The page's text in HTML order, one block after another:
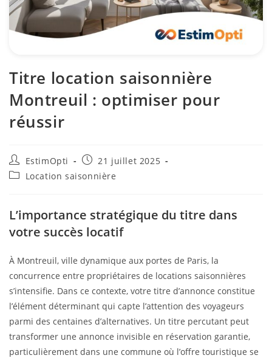
Titre location saisonnière
Montreuil : optimiser pour
réussir
EstimOpti
21 juillet 2025
Location saisonnière
L’importance stratégique du titre dans
votre succès locatif
À Montreuil, ville dynamique aux portes de Paris, la
concurrence entre propriétaires de locations saisonnières
s’intensifie. Dans ce contexte, votre titre d’annonce constitue
l’élément déterminant qui capte l’attention des voyageurs
parmi des centaines d’alternatives. Un titre percutant peut
transformer une annonce invisible en réservation garantie,
particulièrement dans une commune où l’offre touristique se